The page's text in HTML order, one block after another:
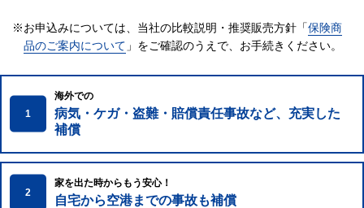
※お申込みについては、当社の比較説明・推奨販売方針「保険商
品のご案内について 」をご確認のうえで、 お手続きください。
1
海外での
病気・ケガ・盗難・賠償責任事故など、充実した
補償
2
家を出た時からもう安心！
自宅から空港までの事故も補償